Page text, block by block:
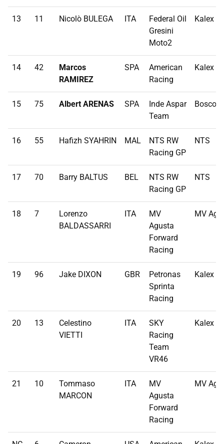
13 11 Nicolò BULEGA ITA
Federal Oil
Gresini
Moto2
Kalex
14 42
Marcos
RAMIREZ
SPA
American
Racing
Kalex
15 75 Albert ARENAS SPA
Inde Aspar
Team
16 55 Hafizh SYAHRIN MAL
NTS RW
Racing GP
NTS
17 70 Barry BALTUS BEL
NTS RW
Racing GP
NTS
18 7
Lorenzo
BALDASSARRI
ITA
MV
Agusta
Forward
Racing
MV
19 96 Jake DIXON GBR
Petronas
Sprinta
Racing
Kalex
20 13
Celestino
VIETTI
ITA
SKY
Racing
Team
VR46
Kalex
21 10
Tommaso
MARCON
ITA
MV
Agusta
Forward
Racing
MV